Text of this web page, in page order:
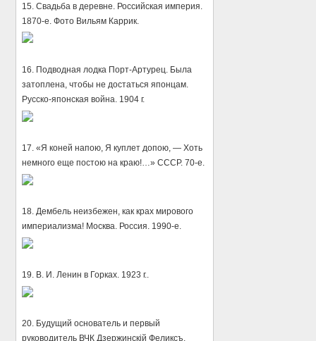
15. Свадьба в деревне. Российская империя.
1870-е. Фото Вильям Каррик.
16. Подводная лодка Порт-Артурец. Была
затоплена, чтобы не достаться японцам.
Русско-японская война. 1904 г.
17. «Я коней напою, Я куплет допою, — Хоть
немного еще постою на краю!…» СССР. 70-е.
18. Дембель неизбежен, как крах мирового
империализма! Москва. Россия. 1990-е.
19. В. И. Ленин в Горках. 1923 г..
20. Будущий основатель и первый
руководитель ВЧК Дзержинскiй Феликсъ.